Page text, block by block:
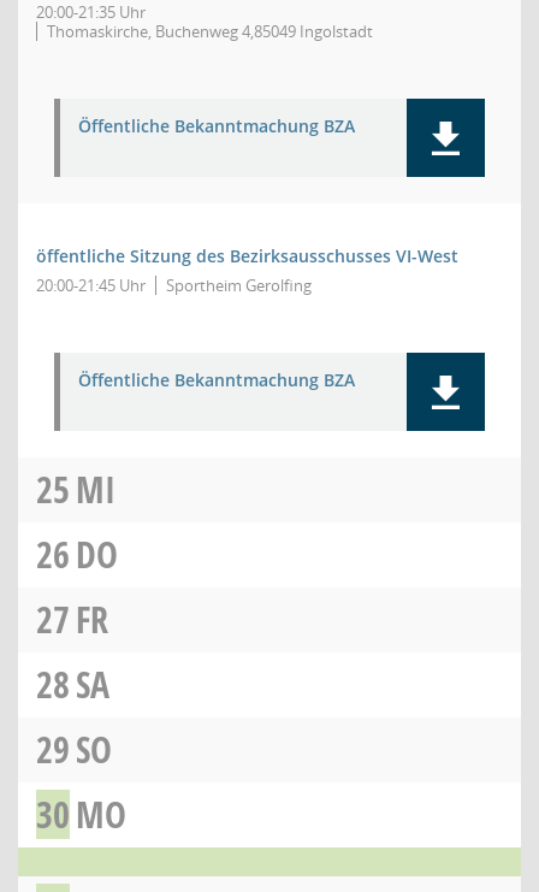
20:00-21:35 Uhr
Thomaskirche, Buchenweg 4,85049 Ingolstadt
Öffentliche Bekanntmachung BZA
öffentliche Sitzung des Bezirksausschusses VI-West
20:00-21:45 Uhr Sportheim Gerolfing
Öffentliche Bekanntmachung BZA
25MI
26DO
27FR
28SA
29SO
30MO